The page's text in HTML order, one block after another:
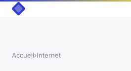
Accueil›Internet